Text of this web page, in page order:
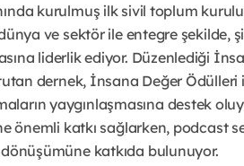
kurulmuş ilk sivil toplum
ve sektör ile entegre şekilde,
liderlik ediyor. Düzenlediği
dernek, İnsana Değer Ödülleri
yaygınlaşmasına destek
önemli katkı sağlarken, podcast
katkıda bulunuyor.